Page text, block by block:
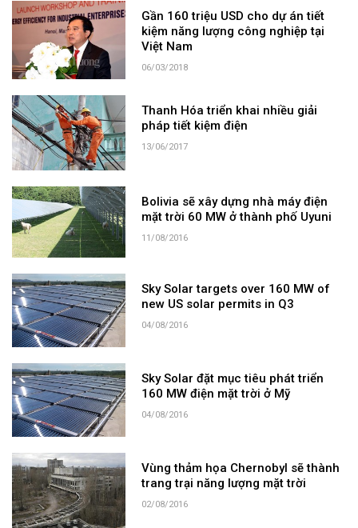
Gần 160 triệu USD cho dự án tiết
kiệm năng lượng công nghiệp tại
Việt Nam
06/03/2018
Thanh Hóa triển khai nhiều giải
pháp tiết kiệm điện
13/06/2017
Bolivia sẽ xây dựng nhà máy điện
mặt trời 60 MW ở thành phố Uyuni
11/08/2016
Sky Solar targets over 160 MW of
new US solar permits in Q3
04/08/2016
Sky Solar đặt mục tiêu phát triển
160 MW điện mặt trời ở Mỹ
04/08/2016
Vùng thảm họa Chernobyl sẽ thành
trang trại năng lượng mặt trời
02/08/2016